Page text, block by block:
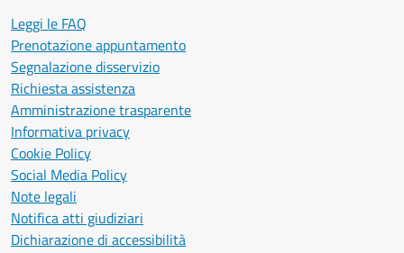
Leggi le FAQ
Prenotazione appuntamento
Segnalazione disservizio
Richiesta assistenza
Amministrazione trasparente
Informativa privacy
Cookie Policy
Social Media Policy
Note legali
Notifica atti giudiziari
Dichiarazione di accessibilità